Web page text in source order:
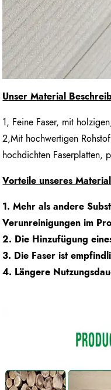
Unser Material
1, Feine Faser, mit
2,Mit hochwertigen
hochdichten Faserplatten,
Vorteile unseres
1. Mehr als andere
Verunreinigungen im
2. Die Hinzufügung
3. Die Faser ist
4. Längere